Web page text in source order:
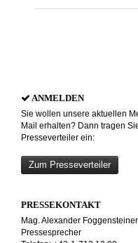
ANMELDEN
Sie wollen unsere aktuellen
Mail erhalten? Dann tragen
Presseverteiler ein:
Zum Presseverteiler
PRESSEKONTAKT
Mag. Alexander Foggensteiner
Pressesprecher